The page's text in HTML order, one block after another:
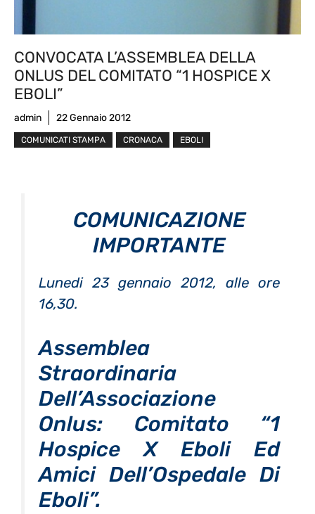
CONVOCATA L’ASSEMBLEA DELLA
ONLUS DEL COMITATO “1 HOSPICE X
EBOLI”
admin 22 Gennaio 2012
COMUNICATI STAMPA CRONACA EBOLI
COMUNICAZIONE
IMPORTANTE
Lunedi 23 gennaio 2012, alle ore
16,30.
Assemblea
Straordinaria
Dell’Associazione
Onlus: Comitato “1
Hospice X Eboli Ed
Amici Dell’Ospedale Di
Eboli”.